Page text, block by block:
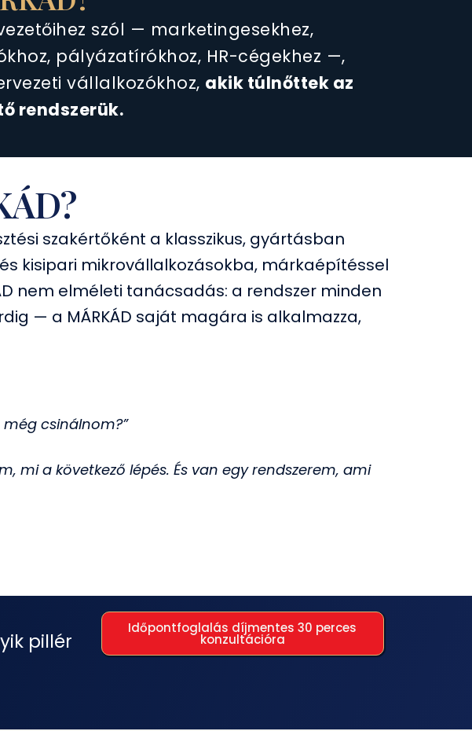
szól — marketingesekhez,
pályázatírókhoz, HR-cégekhez —,
vállalkozókhoz, akik túlnőttek az
rendszerük.
szakértőként a klasszikus, gyártásban
kisipari mikrovállalkozásokba, márkaépítéssel
nem elméleti tanácsadás: a rendszer minden
— a MÁRKÁD saját magára is alkalmazza,
csinálnom?”
mi a következő lépés. És van egy rendszerem, ami
pillér
Időpontfoglalás díjmentes 30 perces
konzultációra